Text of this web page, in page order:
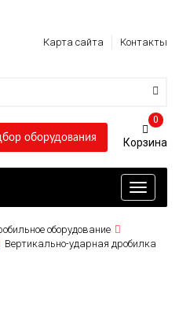
Карта сайта Контакты
оборудования
0
Toggle
оборудование
Вертикально-ударная дробилка